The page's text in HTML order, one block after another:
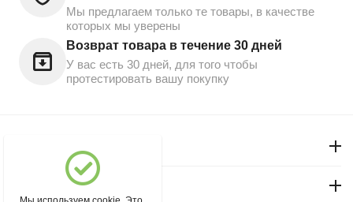
Мы предлагаем только те товары, в качестве
которых мы уверены
Возврат товара в течение 30 дней
У вас есть 30 дней, для того чтобы
протестировать вашу покупку
Магазин "Северный"